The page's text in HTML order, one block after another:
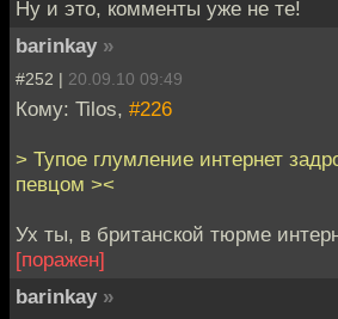
Ну и это, комменты уже не те!
barinkay »
#252 | 20.09.10 09:49
Кому: Tilos, #226
> Тупое глумление интернет
певцом ><
Ух ты, в британской тюрме
[поражен]
barinkay »